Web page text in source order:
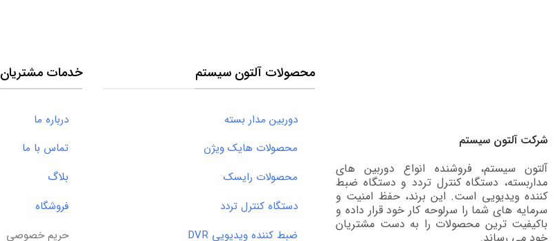
شرکت آلتون سیستم
آلتون سیستم، فروشنده انواع دوربین های
مداربسته، دستگاه کنترل تردد و دستگاه ضبط
کننده ویدیویی است. این برند، حفظ امنیت و
سرمایه های شما را سرلوحه کار خود قرار داده و
باکیفیت ترین محصولات را به دست مشتریان
محصولات آلتون سیستم
دوربین مدار بسته
محصولات هایک ویژن
محصولات رایسک
دستگاه کنترل تردد
ضبط کننده ویدیویی DVR
خدمات مشتریان
درباره ما
تماس با ما
بلاگ
فروشگاه
حریم خصوصی